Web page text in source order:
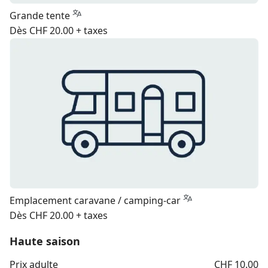
Grande tente
Dès CHF 20.00 + taxes
Emplacement caravane / camping-car
Dès CHF 20.00 + taxes
Haute saison
Prix adulte CHF 10.00